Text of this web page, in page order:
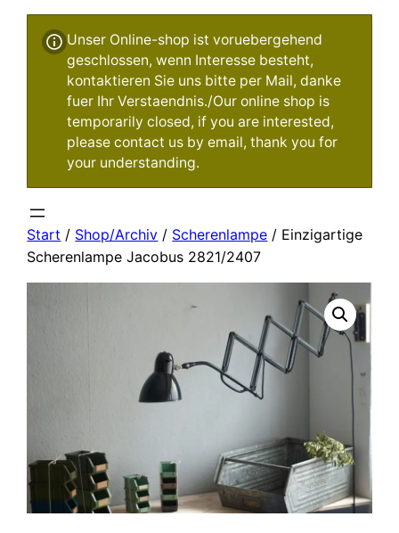
Unser Online-shop ist voruebergehend
geschlossen, wenn Interesse besteht,
kontaktieren Sie uns bitte per Mail, danke
fuer Ihr Verstaendnis./Our online shop is
temporarily closed, if you are interested,
please contact us by email, thank you for
your understanding.
Start / Shop/Archiv / Scherenlampe / Einzigartige
Scherenlampe Jacobus 2821/2407